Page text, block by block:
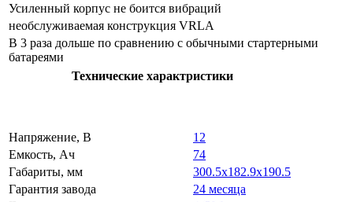
Усиленный корпус не боится вибраций
необслуживаемая конструкция VRLA
В 3 раза дольше по сравнению с обычными стартерными
батареями
Технические характристики
Напряжение, В
12
Емкость, Ач
74
Габариты, мм
300.5x182.9x190.5
Гарантия завода
24 месяца